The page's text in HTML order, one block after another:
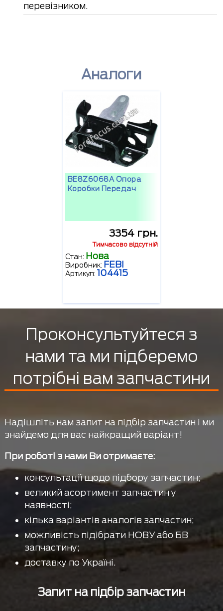
перевізником.
Аналоги
BE8Z6068A Опора
Коробки Передач
3354 грн.
Тимчасово відсутній
Стан: Нова
Виробник: FEBI
Артикул: 104415
Проконсультуйтеся з
нами та ми підберемо
потрібні вам запчастини
Надішліть нам запит на підбір запчастин і ми
знайдемо для вас найкращий варіант!
При роботі з нами Ви отримаєте:
консультації щодо підбору запчастин;
великий асортимент запчастин у
наявності;
кілька варіантів аналогів запчастин;
можливість підібрати НОВУ або БВ
запчастину;
доставку по Україні.
Запит на підбір запчастин